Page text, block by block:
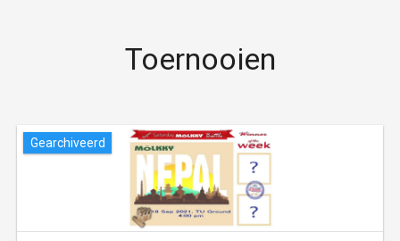
Toernooien
Gearchiveerd